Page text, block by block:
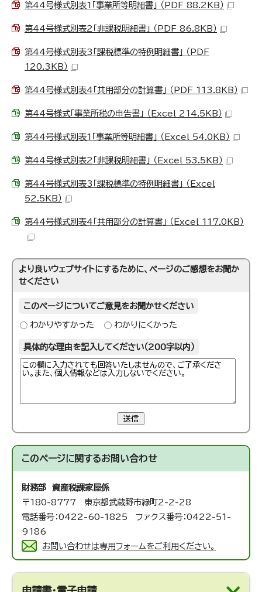
第44号様式別表1「事業所等明細書」 （PDF 88.2KB）
第44号様式別表2「非課税明細書」 （PDF 86.8KB）
第44号様式別表3「課税標準の特例明細書」 （PDF
120.3KB）
第44号様式別表4「共用部分の計算書」 （PDF 113.8KB）
第44号様式「事業所税の申告書」 （Excel 214.5KB）
第44号様式別表1「事業所等明細書」 （Excel 54.0KB）
第44号様式別表2「非課税明細書」 （Excel 53.5KB）
第44号様式別表3「課税標準の特例明細書」 （Excel
52.5KB）
第44号様式別表4「共用部分の計算書」 （Excel 117.0KB）
より良いウェブサイトにするために、ページのご感想をお聞か
せください
このページについてご意見をお聞かせください
わかりやすかった わかりにくかった
具体的な理由を記入してください（200字以内）
送信
このページに関するお問い合わせ
財務部 資産税課家屋係
〒180-8777 東京都武蔵野市緑町2-2-28
電話番号：0422-60-1825 ファクス番号：0422-51-
9186
お問い合わせは専用フォームをご利用ください。